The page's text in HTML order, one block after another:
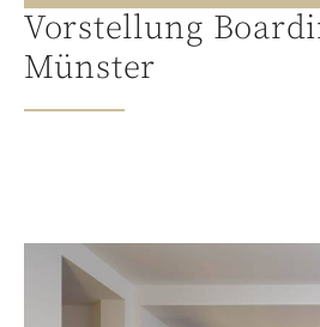
Vorstellung
Münster